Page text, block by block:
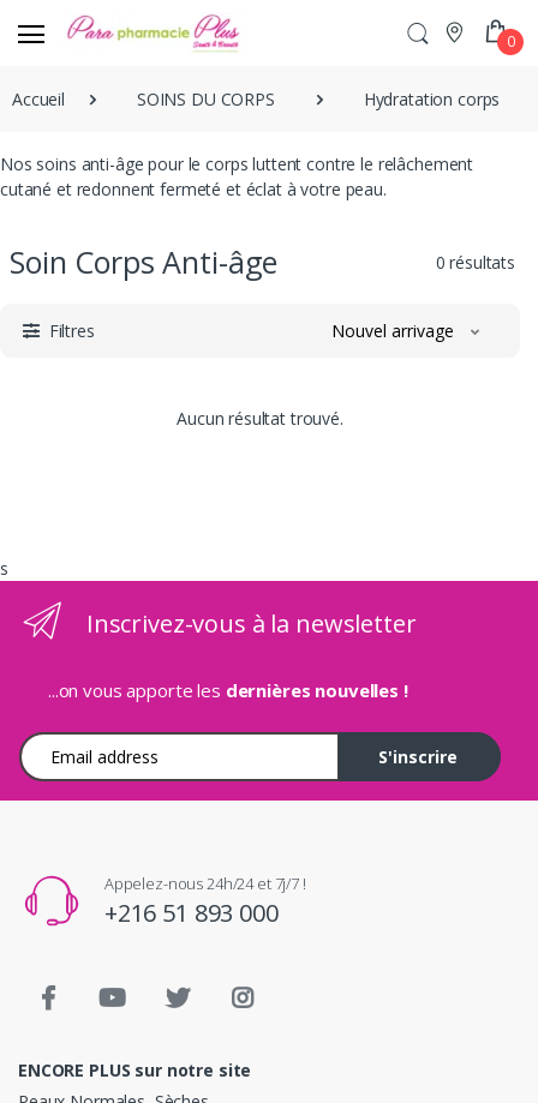
0
Accueil SOINS DU CORPS Hydratation corps
Nos soins anti-âge pour le corps luttent contre le relâchement
cutané et redonnent fermeté et éclat à votre peau.
Soin Corps Anti-âge 0 résultats
Filtres Nouvel arrivage
Aucun résultat trouvé.
s
Inscrivez-vous à la newsletter
...on vous apporte les dernières nouvelles !
Adresse e-mail
S'inscrire
Appelez-nous 24h/24 et 7j/7 !
+216 51 893 000
ENCORE PLUS sur notre site